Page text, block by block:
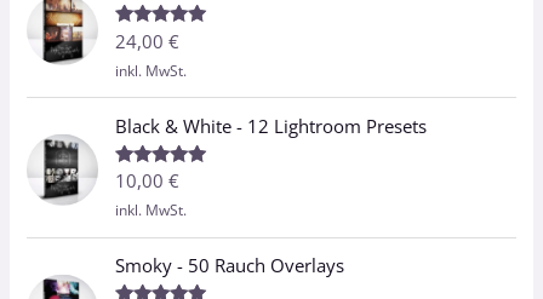
Bewertet
mit
von 5
24,00€
inkl. MwSt.
Black & White - 12 Lightroom Presets
Bewertet
mit
von 5
10,00€
inkl. MwSt.
Smoky - 50 Rauch Overlays